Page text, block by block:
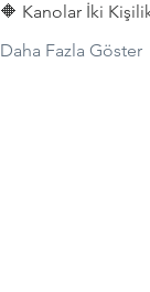
🔶 Kanolar İki
Daha Fazla Göster